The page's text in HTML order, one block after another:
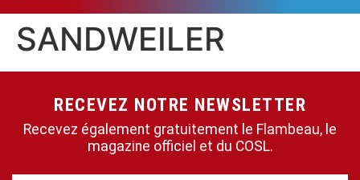
SANDWEILER
RECEVEZ NOTRE NEWSLETTER
Recevez également gratuitement le Flambeau, le
magazine officiel et du COSL.